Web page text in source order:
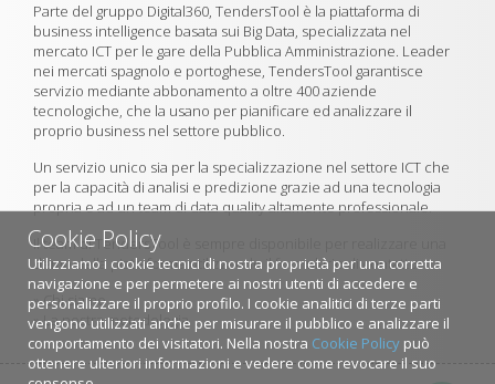
Cookie Policy
Utilizziamo i cookie tecnici di nostra proprietà per una corretta
navigazione e per permetere ai nostri utenti di accedere e
personalizzare il proprio profilo. I cookie analitici di terze parti
vengono utilizzati anche per misurare il pubblico e analizzare il
comportamento dei visitatori. Nella nostra Cookie Policy può
ottenere ulteriori informazioni e vedere come revocare il suo
Parte del gruppo Digital360, TendersTool è la piattaforma di
business intelligence basata sui Big Data, specializzata nel
mercato ICT per le gare della Pubblica Amministrazione. Leader
nei mercati spagnolo e portoghese, TendersTool garantisce
servizio mediante abbonamento a oltre 400 aziende
tecnologiche, che la usano per pianificare ed analizzare il
proprio business nel settore pubblico.
Un servizio unico sia per la specializzazione nel settore ICT che
per la capacità di analisi e predizione grazie ad una tecnologia
propria e ad un team di data quality altamente professionale.
Il team di TendersTool è sempre disponibile per realizzare una
demo della piattaforma utilizzando il formulario di contatto.
»Chi siamo
»La nostra metodologia